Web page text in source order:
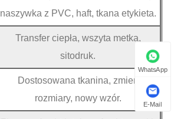
naszywka z PVC, haft, tkana etykieta.
Transfer ciepła, wszyta metka,
sitodruk.
Dostosowana tkanina, zmień
rozmiary, nowy wzór.
WhatsApp
E-Mail